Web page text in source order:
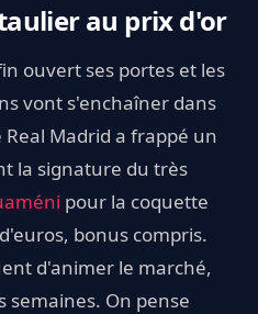
au prix d'or
ouvert ses portes et les
vont s'enchaîner dans
Real Madrid a frappé un
la signature du très
pour la coquette
bonus compris.
d'animer le marché,
semaines. On pense